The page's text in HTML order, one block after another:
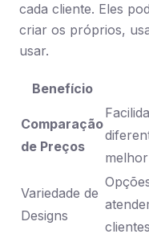
cada cliente. Eles
criar os próprios,
usar.
Benefício
Comparação
de Preços
Variedade de
Designs